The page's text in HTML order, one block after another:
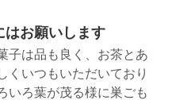
はお願いします
子は品も良く、お茶とあ
くいつもいただいており
いろ葉が茂る様に巣ごも